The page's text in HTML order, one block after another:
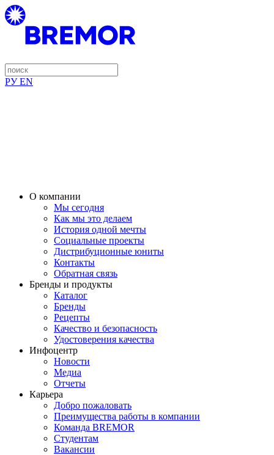
РУ EN
О компании
Мы сегодня
Как мы это делаем
История одной мечты
Социальные проекты
Дистрибуционные юниты
Контакты
Обратная связь
Бренды и продукты
Каталог
Бренды
Рецепты
Качество и безопасность
Удостоверения качества
Инфоцентр
Новости
Медиа
Отчеты
Карьера
Добро пожаловать
Преимущества работы в компании
Команда BREMOR
Студентам
Вакансии